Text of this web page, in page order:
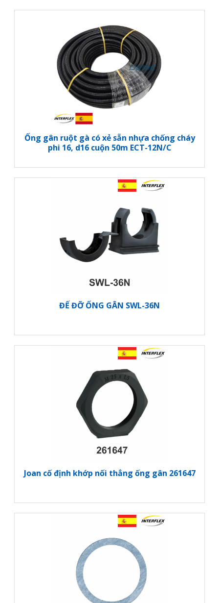
Ống gân ruột gà có xẻ sẵn nhựa chống cháy
phi 16, d16 cuộn 50m ECT-12N/C
ĐẾ ĐỠ ỐNG GÂN SWL-36N
Joan cố định khớp nối thẳng ống gân 261647